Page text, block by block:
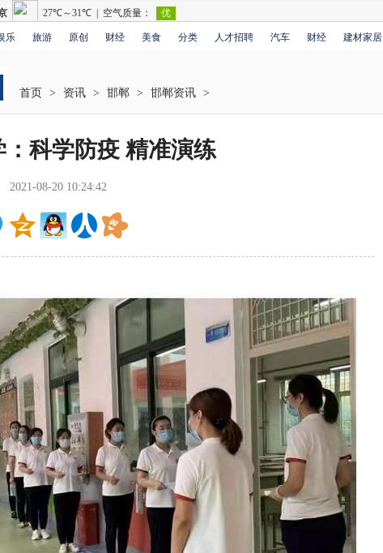
乐 旅游 原创 财经 美食 分类 人才招聘 汽车 财经 建材家居
首页 > 资讯 > 邯郸 > 邯郸资讯 >
科学防疫 精准演练
2021-08-20 10:24:42